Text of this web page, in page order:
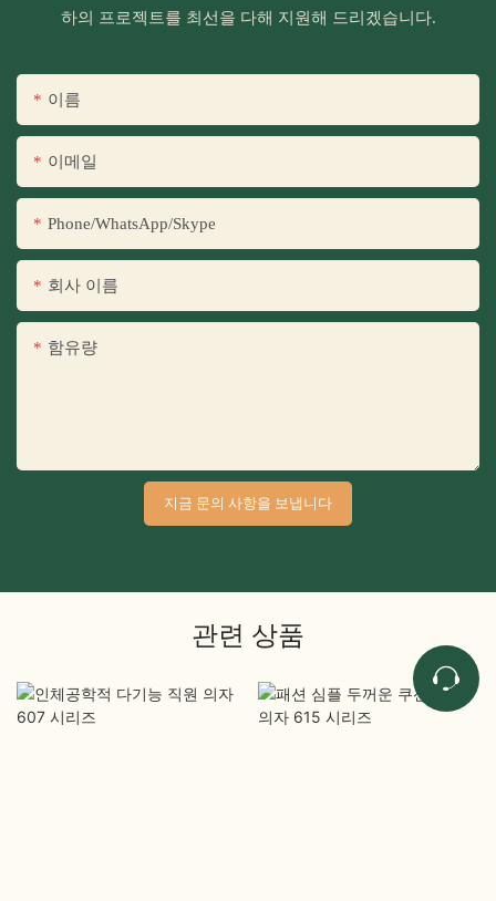
하의 프로젝트를 최선을 다해 지원해 드리겠습니다.
이름
이메일
Phone/WhatsApp/Skype
회사 이름
함유량
지금 문의 사항을 보냅니다
관련 상품